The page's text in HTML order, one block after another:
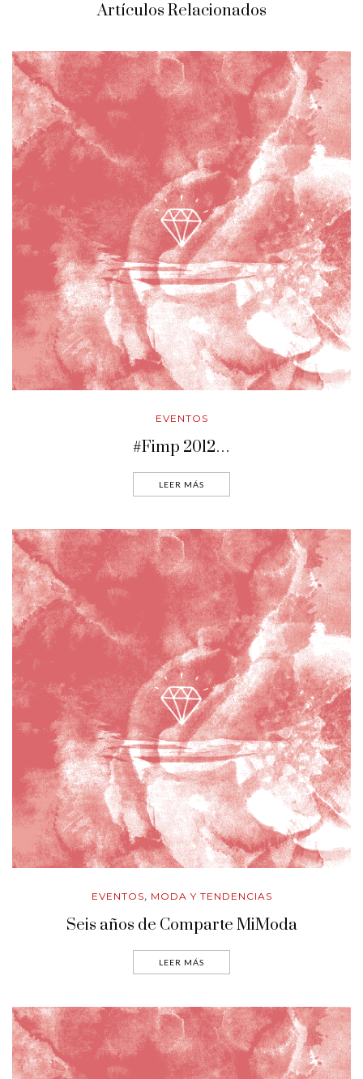
Artículos Relacionados
EVENTOS
#Fimp 2012…
LEER MÁS
EVENTOS, MODA Y TENDENCIAS
Seis años de Comparte MiModa
LEER MÁS